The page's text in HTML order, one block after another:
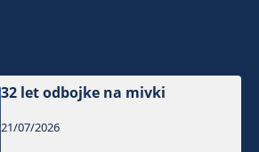
32 let odbojke na mivki
21/07/2026